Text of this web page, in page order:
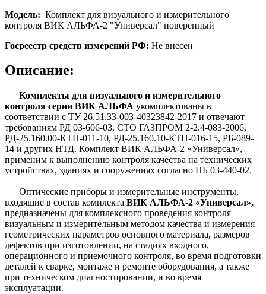
Модель: Комплект для визуального и измерительного
контроля ВИК АЛЬФА-2 "Универсал" поверенный
Госреестр средств измерений РФ: Не внесен
Описание:
Комплекты для визуального и измерительного
контроля серии ВИК АЛЬФА укомплектованы в
соответствии с ТУ 26.51.33-003-40323842-2017 и отвечают
требованиям РД 03-606-03, СТО ГАЗПРОМ 2-2.4-083-2006,
РД-25.160.00-КТН-011-10, РД-25.160.10-КТН-016-15, РБ-089-
14 и других НТД. Комплект ВИК АЛЬФА-2 «Универсал»,
применим к выполнению контроля качества на технических
устройствах, зданиях и сооружениях согласно ПБ 03-440-02.
Оптические приборы и измерительные инструменты,
входящие в состав комплекта ВИК АЛЬФА-2 «Универсал»,
предназначены для комплексного проведения контроля
визуальным и измерительным методом качества и измерения
геометрических параметров основного материала, размеров
дефектов при изготовлении, на стадиях входного,
операционного и приемочного контроля, во время подготовки
деталей к сварке, монтаже и ремонте оборудования, а также
при техническом диагностировании, и во время
эксплуатации.